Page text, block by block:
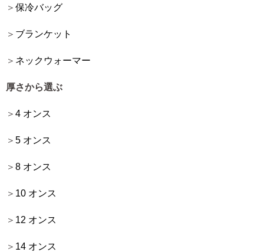
保冷バッグ
ブランケット
ネックウォーマー
厚さから選ぶ
4 オンス
5 オンス
8 オンス
10 オンス
12 オンス
14 オンス